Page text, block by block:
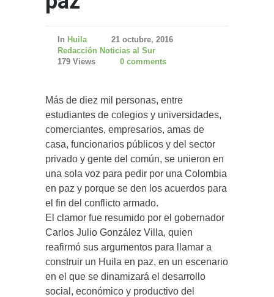
In Huila
21 octubre, 2016
Redacción Noticias al Sur
179 Views
0 comments
Más de diez mil personas, entre
estudiantes de colegios y universidades,
comerciantes, empresarios, amas de
casa, funcionarios públicos y del sector
privado y gente del común, se unieron en
una sola voz para pedir por una Colombia
en paz y porque se den los acuerdos para
el fin del conflicto armado.
El clamor fue resumido por el gobernador
Carlos Julio González Villa, quien
reafirmó sus argumentos para llamar a
construir un Huila en paz, en un escenario
en el que se dinamizará el desarrollo
social, económico y productivo del